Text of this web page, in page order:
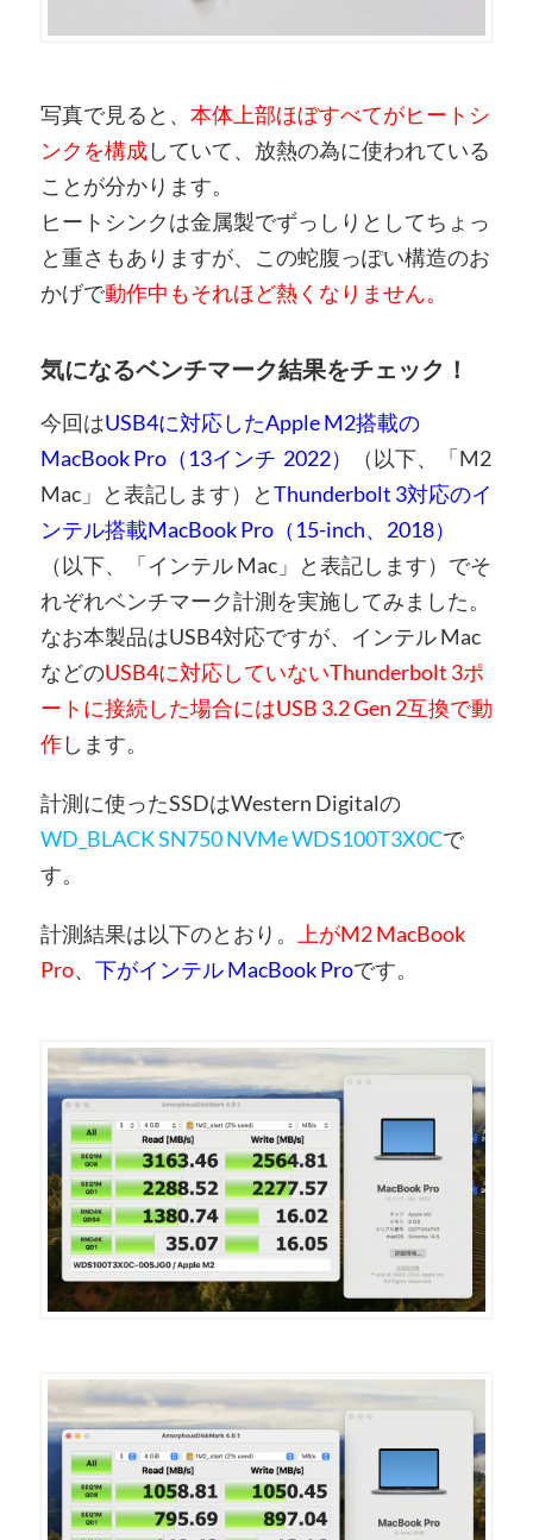
写真で見ると、 本体上部ほぼすべてがヒートシ
ンクを構成していて、放熱の為に使われている
ことが分かります。
ヒートシンクは金属製でずっしりとしてちょっ
と重さもありますが、この蛇腹っぽい構造のお
かげで動作中もそれほど熱くなりません。
気になるベンチマーク結果をチェック！
今回はUSB4に対応したApple M2搭載の
MacBook Pro（13インチ 2022）
（以下、「M2
Mac」と表記します）とThunderbolt 3対応のイ
ンテル搭載MacBook Pro（15-inch、2018）
（以下、「インテル Mac」と表記します）でそ
れぞれベンチマーク計測を実施してみました。
なお本製品はUSB4対応ですが、インテル Mac
などのUSB4に対応していないThunderbolt 3ポ
ートに接続した場合にはUSB 3.2 Gen 2互換で動
作します。
計測に使ったSSDはWestern Digitalの
WD_BLACK SN750 NVMe WDS100T3X0Cで
す。
計測結果は以下のとおり。
上がM2 MacBook
Pro、 下がインテル MacBook Proです。